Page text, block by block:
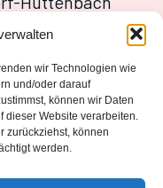
wir Technologien wie
und/oder darauf
können wir Daten
dieser Website verarbeiten.
zurückziehst, können
werden.